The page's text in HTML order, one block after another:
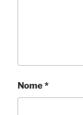
Nome*